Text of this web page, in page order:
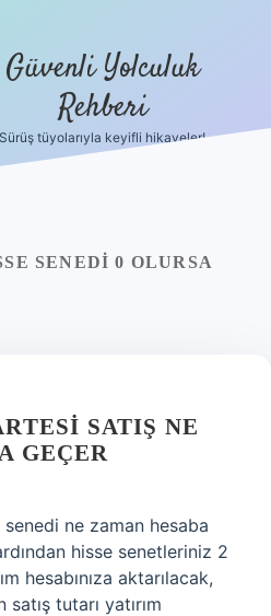
Güvenli Yolculuk
Rehberi
Sürüş tüyolarıyla keyifli hikayeler!
SENEDI 0 OLURSA
SATIŞ NE
GEÇER
ne zaman hesaba
hisse senetleriniz 2
hesabınıza aktarılacak,
tutarı yatırım